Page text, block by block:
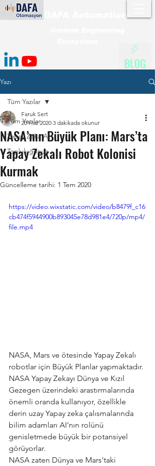
DAFA Automation
BLOG
Yazı
Tüm Yazılar
Yapay Zeka AI
Topluluğunuz
Tüm Yazılar
NASA’nın Büyük Planı: Mars’ta
Yapay Zekalı Robot Kolonisi
Kurmak
Faruk Sert
20 Haz 2020 3 dakikada okunur
Güncelleme tarihi: 1 Tem 2020
https://video.wixstatic.com/video/b8479f_c16
cb474f5944900b893045e78d981e4/720p/mp4/
file.mp4
NASA, Mars ve ötesinde Yapay Zekalı
robotlar için Büyük Planlar yapmaktadır.
NASA Yapay Zekayı Dünya ve Kızıl
Gezegen üzerindeki arastırmalarında
önemli oranda kullanıyor, özellikle
derin uzay Yapay zeka çalısmalarında
bilim adamları AI'nın rolünü
genisletmede büyük bir potansiyel
görüyorlar.
NASA zaten Dünya ve Mars'taki